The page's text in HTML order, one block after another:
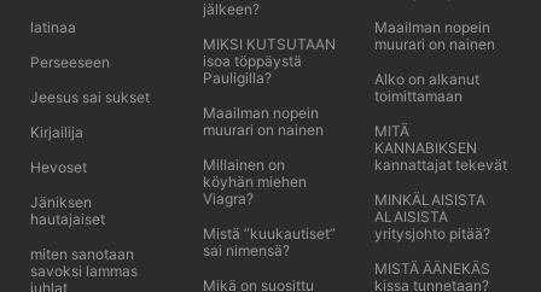
latinaa
Perseeseen
Jeesus sai sukset
Kirjailija
Hevoset
Jäniksen
hautajaiset
miten sanotaan
savoksi lammas
juhlat
jälkeen?
MIKSI KUTSUTAAN
isoa töppäystä
Pauligilla?
Maailman nopein
muurari on nainen
Millainen on
köyhän miehen
Viagra?
Mistä ”kuukautiset”
sai nimensä?
Mikä on suosittu
Maailman nopein
muurari on nainen
Alko on alkanut
toimittamaan
MITÄ
KANNABIKSEN
kannattajat tekevät
MINKÄLAISISTA
ALAISISTA
yritysjohto pitää?
MISTÄ ÄÄNEKÄS
kissa tunnetaan?